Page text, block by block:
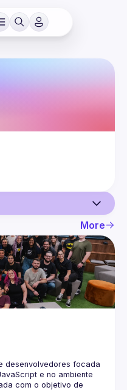
More
desenvolvedores focada
e no ambiente
com o objetivo de